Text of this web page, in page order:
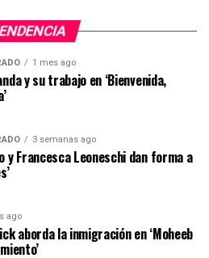
1 mes ago
y su trabajo en ‘Bienvenida,
3 semanas ago
y Francesca Leoneschi dan forma a
ago
aborda la inmigración en ‘Moheeb